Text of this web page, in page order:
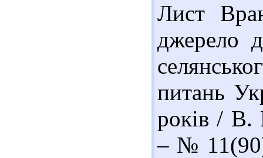
Лист
джерело
питань
років /
– №